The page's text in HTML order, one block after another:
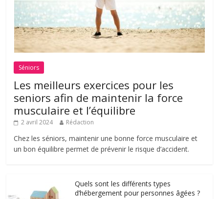
Séniors
Les meilleurs exercices pour les
seniors afin de maintenir la force
musculaire et l’équilibre
2 avril 2024 Rédaction
Chez les séniors, maintenir une bonne force musculaire et
un bon équilibre permet de prévenir le risque d’accident.
Quels sont les différents types
d’hébergement pour personnes âgées ?